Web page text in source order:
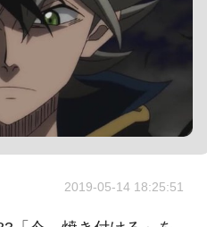
2019-05-14 18:25:51